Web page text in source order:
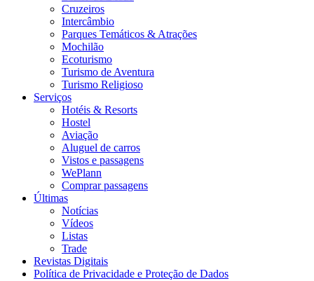
Cruzeiros
Intercâmbio
Parques Temáticos & Atrações
Mochilão
Ecoturismo
Turismo de Aventura
Turismo Religioso
Serviços
Hotéis & Resorts
Hostel
Aviação
Aluguel de carros
Vistos e passagens
WePlann
Comprar passagens
Últimas
Notícias
Vídeos
Listas
Trade
Revistas Digitais
Política de Privacidade e Proteção de Dados